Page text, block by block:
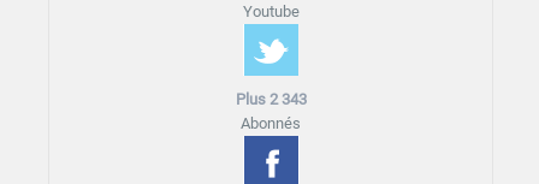
Youtube
Plus 2 343
Abonnés